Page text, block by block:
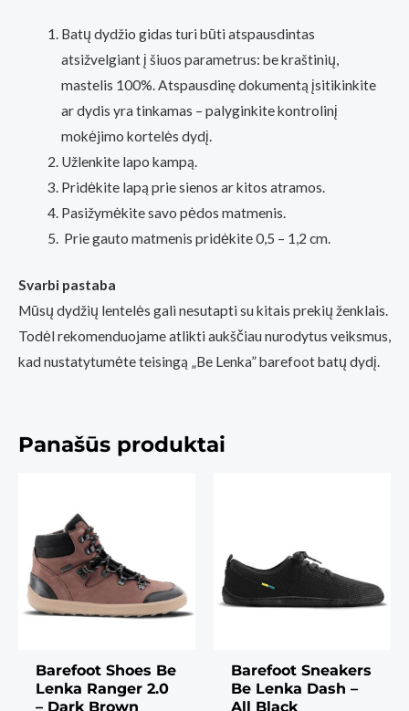
Batų dydžio gidas turi būti atspausdintas
atsižvelgiant į šiuos parametrus: be kraštinių,
mastelis 100%. Atspausdinę dokumentą įsitikinkite
ar dydis yra tinkamas – palyginkite kontrolinį
mokėjimo kortelės dydį.
Užlenkite lapo kampą.
Pridėkite lapą prie sienos ar kitos atramos.
Pasižymėkite savo pėdos matmenis.
Prie gauto matmenis pridėkite 0,5 – 1,2 cm.
Svarbi pastaba
Mūsų dydžių lentelės gali nesutapti su kitais prekių ženklais.
Todėl rekomenduojame atlikti aukščiau nurodytus veiksmus,
kad nustatytumėte teisingą „Be Lenka” barefoot batų dydį.
Panašūs produktai
Barefoot Shoes Be
Lenka Ranger 2.0
– Dark Brown
Barefoot Sneakers
Be Lenka Dash –
All Black